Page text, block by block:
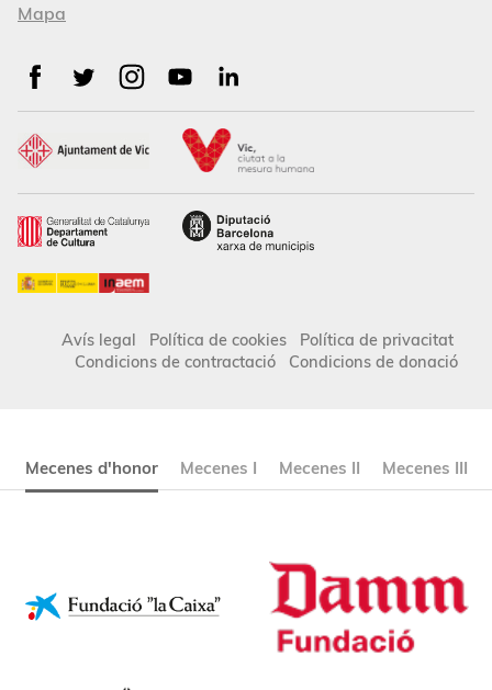
Mapa
Avís legal Política de cookies
Política de privacitat
Condicions de contractació
Condicions de donació
Mecenes d'honor Mecenes I Mecenes II Mecenes III